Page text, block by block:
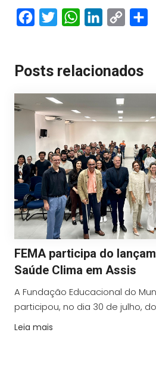
FacebookTwitterWhatsAppLinkedIn
Copy
Posts relacionados
FEMA participa do
Saúde Clima em Assis
A Fundação Educacional do
participou, no dia 30 de julho, do
Leia mais